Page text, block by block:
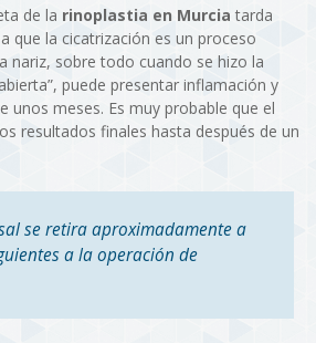
de la rinoplastia en Murcia tarda
que la cicatrización es un proceso
nariz, sobre todo cuando se hizo la
puede presentar inflamación y
unos meses. Es muy probable que el
resultados finales hasta después de un
se retira aproximadamente a
a la operación de